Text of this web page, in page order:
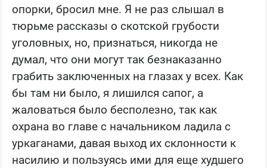
опорки, бросил мне. Я не раз слышал в
тюрьме рассказы о скотской грубости
уголовных, но, признаться, никогда не
думал, что они могут так безнаказанно
грабить заключенных на глазах у всех. Как
бы там ни было, я лишился сапог, а
жаловаться было бесполезно, так как
охрана во главе с начальником ладила с
уркаганами, давая выход их склонности к
насилию и пользуясь ими для еще худшего